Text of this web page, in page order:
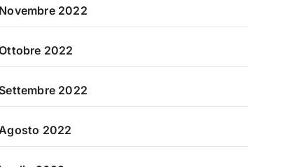
Novembre 2022
2022
Settembre 2022
Agosto 2022